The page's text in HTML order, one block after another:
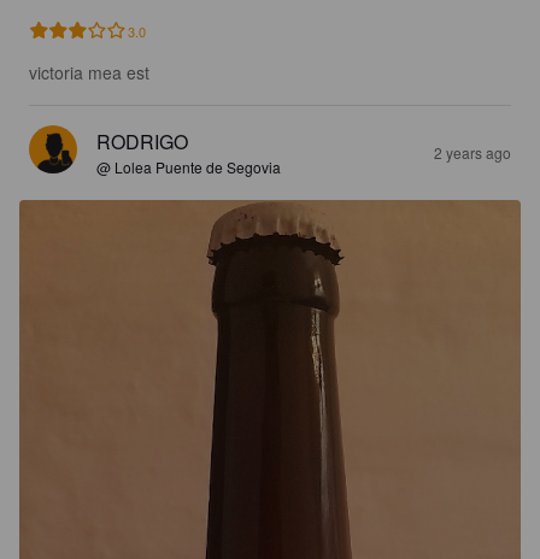
3.0
victoria mea est
RODRIGO
@ Lolea Puente de Segovia
2 years ago